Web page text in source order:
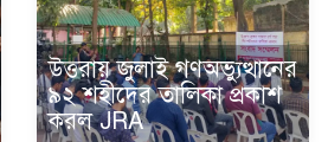
উত্তরায় জুলাই গণঅভ্যুত্থানের
৯২ শহীদের তালিকা প্রকাশ
করল JRA